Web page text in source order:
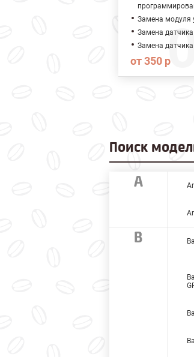
Замена модуля
Замена
Замена
от 350 р
Поиск
A
B